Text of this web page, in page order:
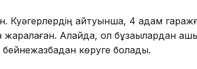
Куәгерлердің айтуынша, 4 адам
жаралаған. Алайда, ол бұзақылардан
көруге болады.